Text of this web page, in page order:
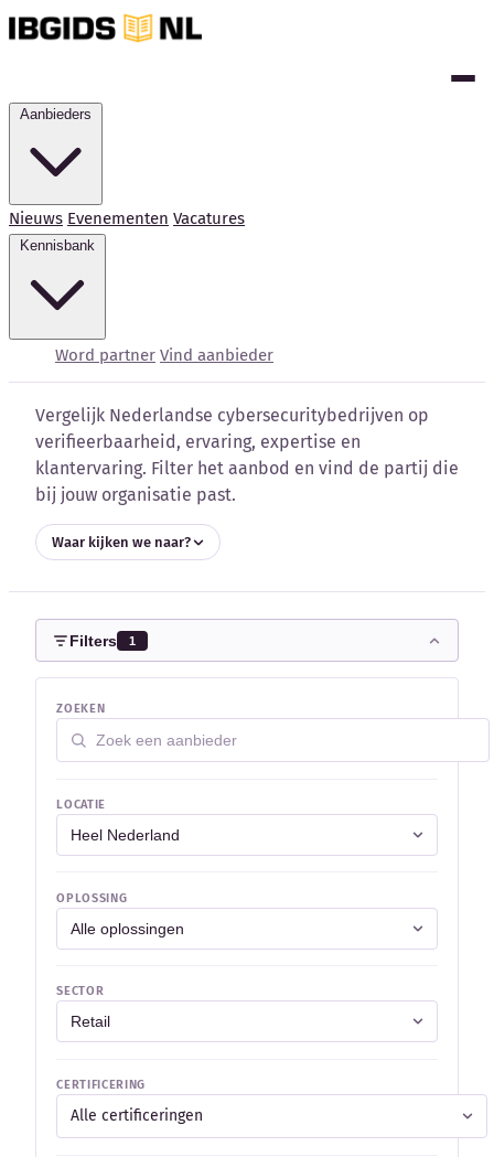
Nieuws Evenementen Vacatures
Word partner Vind aanbieder
Kennisbank
Blog
Externe bronnen
Woordenboek
Auteurs
vergelijken
Vergelijk Nederlandse cybersecuritybedrijven op
verifieerbaarheid, ervaring, expertise en
klantervaring. Filter het aanbod en vind de partij die
bij jouw organisatie past.
Waar kijken we naar?
Filters 1
ZOEKEN
LOCATIE
OPLOSSING
SECTOR
CERTIFICERING
Alle certificeringen